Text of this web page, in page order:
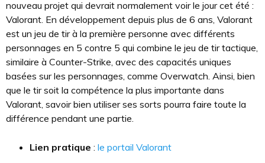
nouveau projet qui devrait normalement voir le jour cet été :
Valorant. En développement depuis plus de 6 ans, Valorant
est un jeu de tir à la première personne avec différents
personnages en 5 contre 5 qui combine le jeu de tir tactique,
similaire à Counter-Strike, avec des capacités uniques
basées sur les personnages, comme Overwatch. Ainsi, bien
que le tir soit la compétence la plus importante dans
Valorant, savoir bien utiliser ses sorts pourra faire toute la
différence pendant une partie.
Lien pratique : le portail Valorant